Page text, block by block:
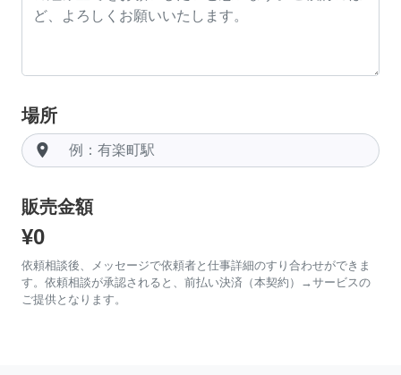
場所
room
販売金額
¥0
依頼相談後、メッセージで依頼者と仕事詳細のすり合わせができま
す。依頼相談が承認されると、前払い決済（本契約）→サービスの
ご提供となります。